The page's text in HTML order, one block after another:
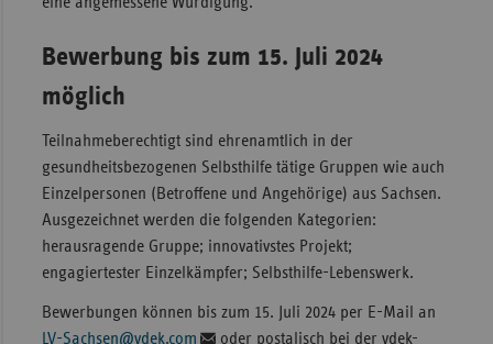
Bewerbung bis zum 15. Juli 2024
möglich
Teilnahmeberechtigt sind ehrenamtlich in der
gesundheitsbezogenen Selbsthilfe tätige Gruppen wie auch
Einzelpersonen (Betroffene und Angehörige) aus Sachsen.
Ausgezeichnet werden die folgenden Kategorien:
herausragende Gruppe; innovativstes Projekt;
engagiertester Einzelkämpfer; Selbsthilfe-Lebenswerk.
Bewerbungen können bis zum 15. Juli 2024 per E-Mail an
LV-Sachsen@vdek.com
oder postalisch bei der vdek-